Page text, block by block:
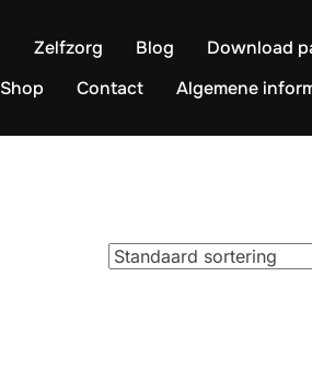
Zelfzorg Blog
Download
Shop
Contact Algemene